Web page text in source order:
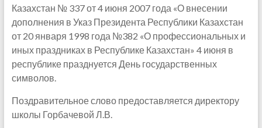
Казахстан № 337 от 4 июня 2007 года «О внесении
дополнения в Указ Президента Республики Казахстан
от 20 января 1998 года №382 «О профессиональных и
иных праздниках в Республике Казахстан» 4 июня в
республике празднуется День государственных
символов.
Поздравительное слово предоставляется директору
школы Горбачевой Л.В.